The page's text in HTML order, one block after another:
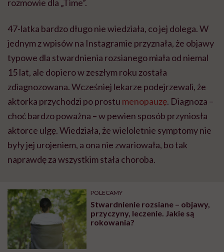
rozmowie dla „Time”.
47-latka bardzo długo nie wiedziała, co jej dolega. W
jednym z wpisów na Instagramie przyznała, że objawy
typowe dla stwardnienia rozsianego miała od niemal
15 lat, ale dopiero w zeszłym roku została
zdiagnozowana. Wcześniej lekarze podejrzewali, że
aktorka przychodzi po prostu menopauzę. Diagnoza –
choć bardzo poważna – w pewien sposób przyniosła
aktorce ulgę. Wiedziała, że wieloletnie symptomy nie
były jej urojeniem, a ona nie zwariowała, bo tak
naprawdę za wszystkim stała choroba.
POLECAMY
Stwardnienie rozsiane – objawy,
przyczyny, leczenie. Jakie są
rokowania?